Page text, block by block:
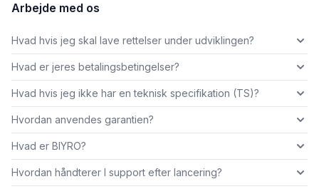
Arbejde med os
Hvad hvis jeg skal lave rettelser under udviklingen?
Hvad er jeres betalingsbetingelser?
Hvad hvis jeg ikke har en teknisk specifikation (TS)?
Hvordan anvendes garantien?
Hvad er BIYRO?
Hvordan håndterer I support efter lancering?